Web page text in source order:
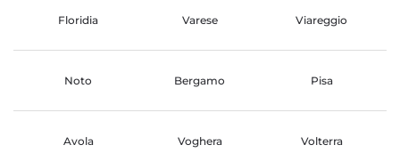
Floridia Varese Viareggio
Noto Bergamo Pisa
Avola Voghera Volterra